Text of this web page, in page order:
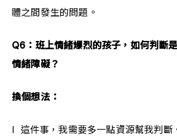
體之間發生的問題。
Q6：班上情緒爆烈的孩子，如何判斷
情緒障礙？
換個想法：
l  這件事，我需要多一點資源幫我判斷